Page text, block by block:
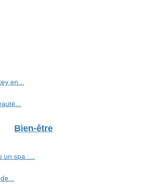
en...
Bien-être
spa :...